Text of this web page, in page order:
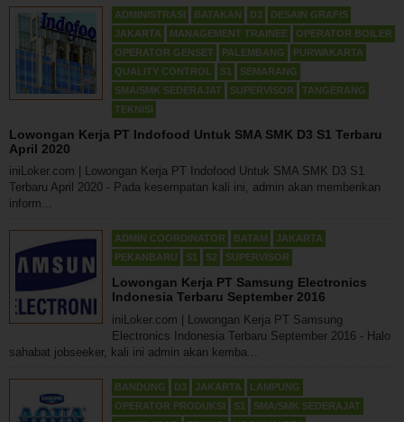
ADMINISTRASI BATAKAN D3
DESAIN GRAFIS
JAKARTA
MANAGEMENT TRAINEE
OPERATOR BOILER
OPERATOR GENSET
PALEMBANG
PURWAKARTA
QUALITY CONTROL
S1
SEMARANG
SMA/SMK SEDERAJAT
SUPERVISOR
TANGERANG
TEKNISI
Lowongan Kerja PT Indofood Untuk SMA SMK D3 S1 Terbaru
April 2020
iniLoker.com | Lowongan Kerja PT Indofood Untuk SMA SMK D3 S1
Terbaru April 2020 - Pada kesempatan kali ini, admin akan memberikan
inform...
ADMIN COORDINATOR BATAM
JAKARTA
PEKANBARU
S1 S2 SUPERVISOR
Lowongan Kerja PT Samsung Electronics
Indonesia Terbaru September 2016
iniLoker.com | Lowongan Kerja PT Samsung
Electronics Indonesia Terbaru September 2016 - Halo
sahabat jobseeker, kali ini admin akan kemba...
BANDUNG D3 JAKARTA
LAMPUNG
OPERATOR PRODUKSI
S1
SMA/SMK SEDERAJAT